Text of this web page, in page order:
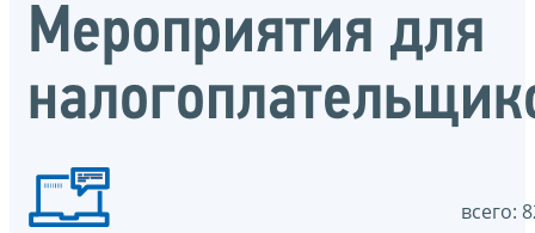
Мероприятия для
всего: